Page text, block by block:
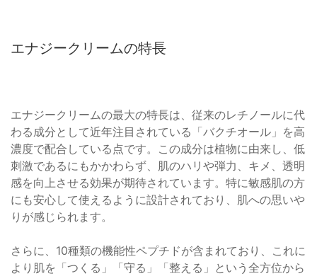
エナジークリームの特長
エナジークリームの最大の特長は、従来のレチノールに代
わる成分として近年注目されている「バクチオール」を高
濃度で配合している点です。この成分は植物に由来し、低
刺激であるにもかかわらず、肌のハリや弾力、キメ、透明
感を向上させる効果が期待されています。特に敏感肌の方
にも安心して使えるように設計されており、肌への思いや
りが感じられます。
さらに、10種類の機能性ペプチドが含まれており、これに
より肌を「つくる」「守る」「整える」という全方位から